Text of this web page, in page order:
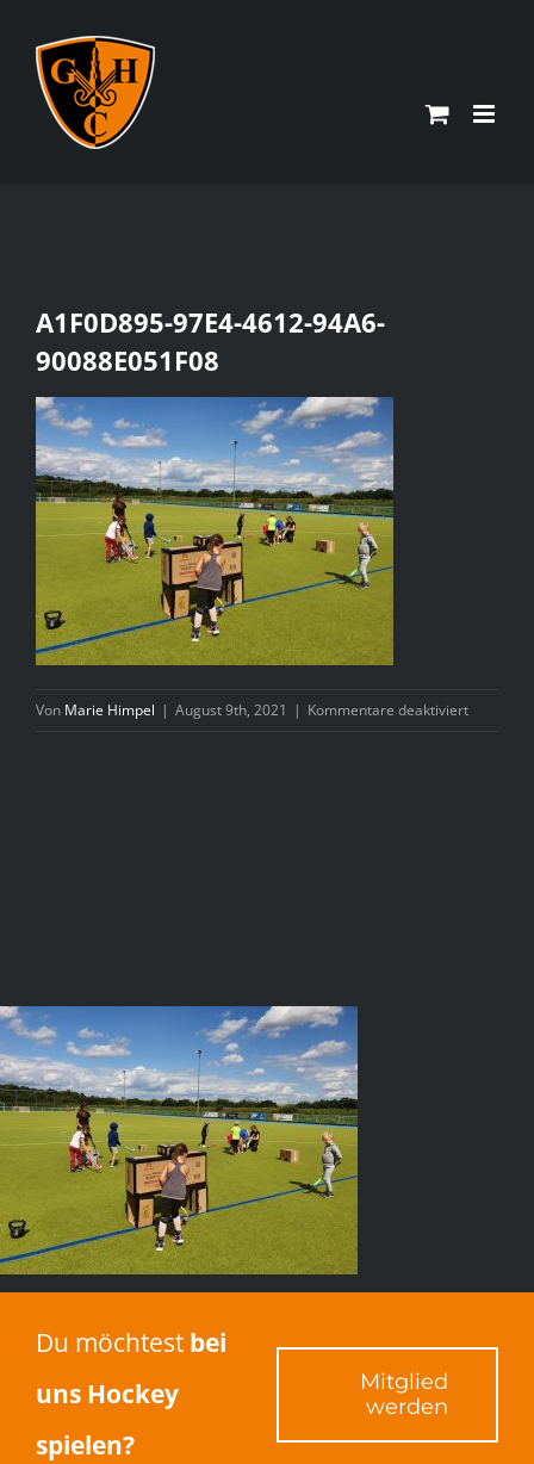
Inhalt
springen
A1F0D895-97E4-4612-94A6-
90088E051F08
Von Marie Himpel | August 9th, 2021 | Kommentare deaktiviertfür
Du möchtest bei
uns Hockey
spielen?
Mitglied
werden